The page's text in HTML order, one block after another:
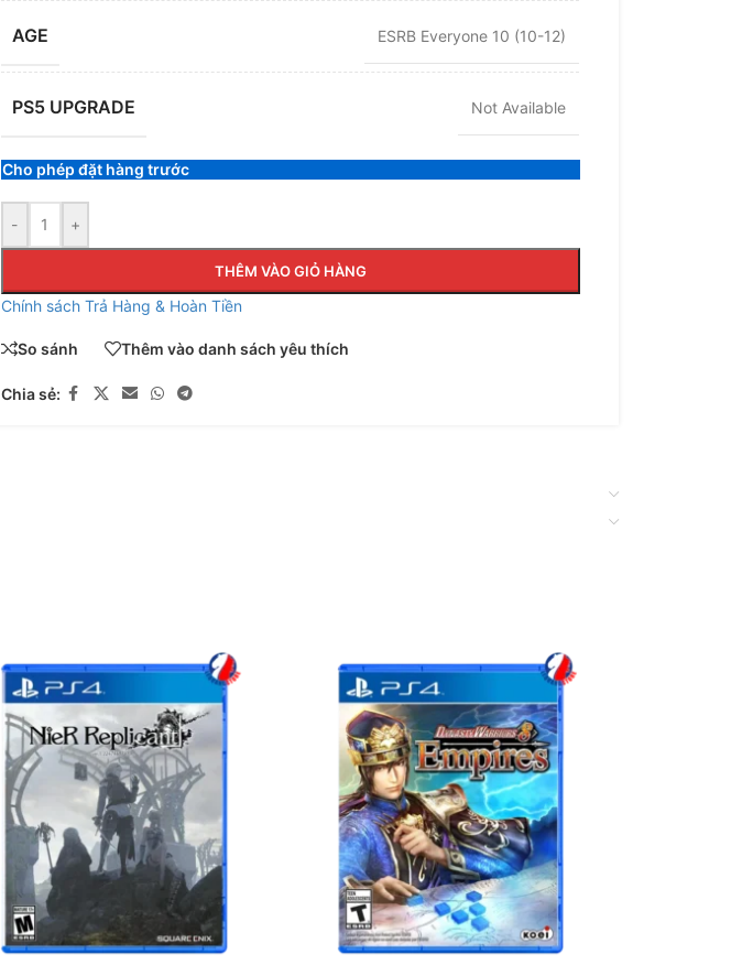
AGE ESRB Everyone 10 (10-12)
PS5 UPGRADE Not Available
Cho phép đặt hàng trước
- +
THÊM VÀO GIỎ HÀNG
Chính sách Trả Hàng & Hoàn Tiền
So sánh Thêm vào danh sách yêu thích
Chia sẻ: